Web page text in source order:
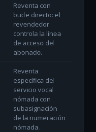
Reventa con
bucle directo: el
revendedor
controla la línea
de acceso del
abonado.
Reventa
específica del
servicio vocal
nómada con
subasignación
de la numeración
nómada.